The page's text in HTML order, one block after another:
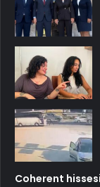
Coherent